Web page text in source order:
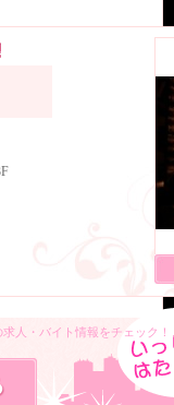
人・バイト情報をチェック！